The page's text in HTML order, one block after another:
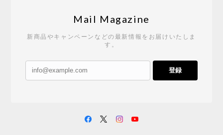
Mail Magazine
新商品やキャンペーンなどの最新情報をお届けいたしま
す。
登録